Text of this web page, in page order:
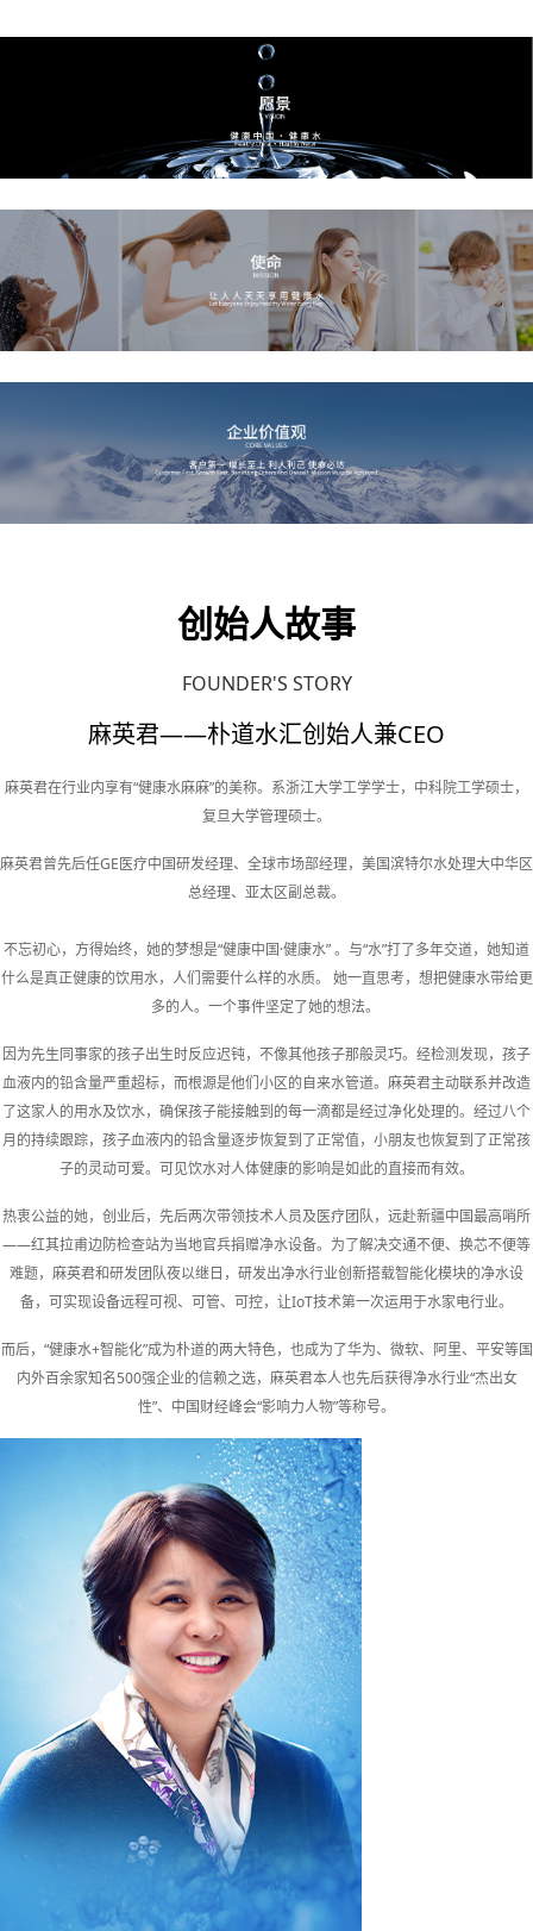
创始人故事
FOUNDER'S STORY
麻英君——朴道水汇创始人兼CEO
麻英君在行业内享有“健康水麻麻”的美称。系浙江大学工学学士，中科院工学硕士，
复旦大学管理硕士。
麻英君曾先后任GE医疗中国研发经理、全球市场部经理，美国滨特尔水处理大中华区
总经理、亚太区副总裁。
不忘初心，方得始终，她的梦想是“健康中国·健康水” 。与“水”打了多年交道，她知道
什么是真正健康的饮用水，人们需要什么样的水质。 她一直思考，想把健康水带给更
多的人。一个事件坚定了她的想法。
因为先生同事家的孩子出生时反应迟钝，不像其他孩子那般灵巧。经检测发现，孩子
血液内的铅含量严重超标，而根源是他们小区的自来水管道。麻英君主动联系并改造
了这家人的用水及饮水，确保孩子能接触到的每一滴都是经过净化处理的。经过八个
月的持续跟踪，孩子血液内的铅含量逐步恢复到了正常值，小朋友也恢复到了正常孩
子的灵动可爱。可见饮水对人体健康的影响是如此的直接而有效。
热衷公益的她，创业后，先后两次带领技术人员及医疗团队，远赴新疆中国最高哨所
——红其拉甫边防检查站为当地官兵捐赠净水设备。为了解决交通不便、换芯不便等
难题，麻英君和研发团队夜以继日，研发出净水行业创新搭载智能化模块的净水设
备，可实现设备远程可视、可管、可控，让IoT技术第一次运用于水家电行业。
而后，“健康水+智能化”成为朴道的两大特色，也成为了华为、微软、阿里、平安等国
内外百余家知名500强企业的信赖之选，麻英君本人也先后获得净水行业“杰出女
性”、中国财经峰会“影响力人物”等称号。